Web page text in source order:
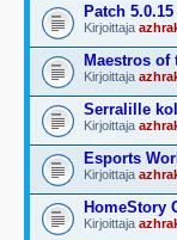
Patch
Kirjoittaja
Maestros of
Kirjoittaja
Serralille
Kirjoittaja
Esports
Kirjoittaja
HomeStory
Kirjoittaja